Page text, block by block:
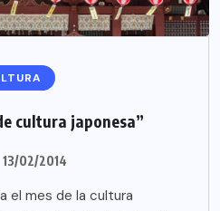
cultura japonesa”
13/02/2014
el mes de la cultura